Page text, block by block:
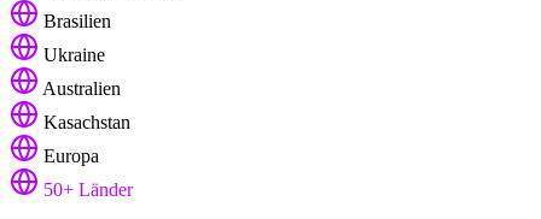
Brasilien
Ukraine
Australien
Kasachstan
Europa
50+ Länder